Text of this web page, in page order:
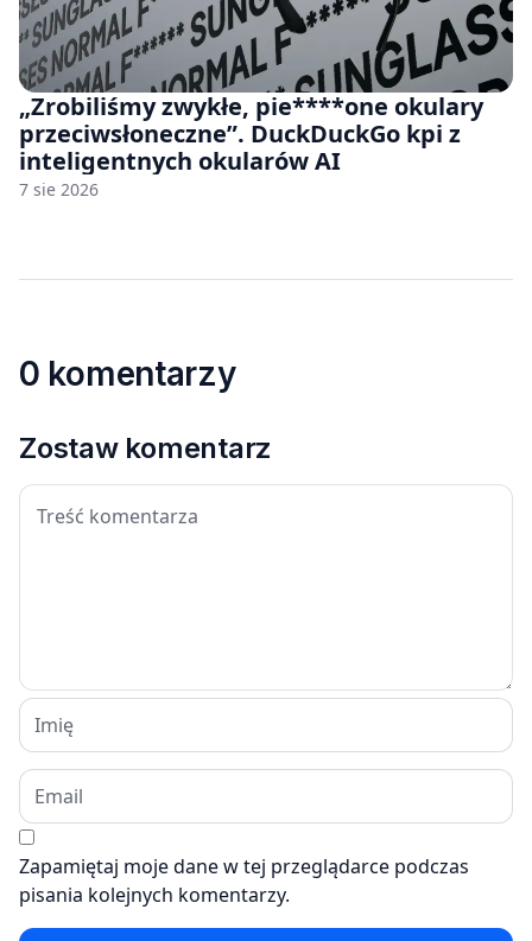
„Zrobiliśmy zwykłe, pie****one okulary
przeciwsłoneczne”. DuckDuckGo kpi z
inteligentnych okularów AI
7 sie 2026
0 komentarzy
Zostaw komentarz
Zapamiętaj moje dane w tej przeglądarce podczas
pisania kolejnych komentarzy.